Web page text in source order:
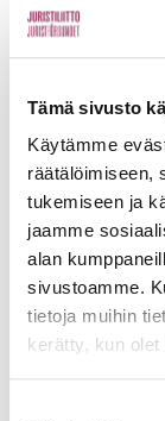
Tämä sivusto
Käytämme
räätälöimiseen,
tukemiseen ja
jaamme
alan
sivustoamme.
tietoja muihin
kerätty, kun
Edellä mainittu
toimijoiden –
virkamiesten –
oikeudenhoito